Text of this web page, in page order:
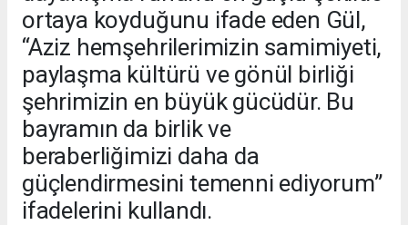
ortaya koyduğunu ifade eden Gül,
“Aziz hemşehrilerimizin samimiyeti,
paylaşma kültürü ve gönül birliği
şehrimizin en büyük gücüdür. Bu
bayramın da birlik ve
beraberliğimizi daha da
güçlendirmesini temenni ediyorum”
ifadelerini kullandı.